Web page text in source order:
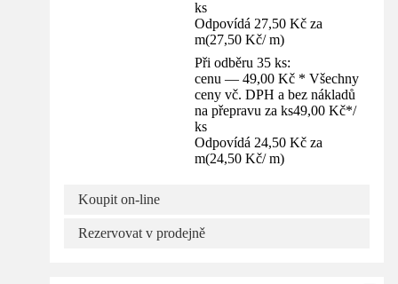
ks
Odpovídá 27,50 Kč za
m(27,50 Kč/ m)
Při odběru 35 ks:
cenu — 49,00 Kč * Všechny
ceny vč. DPH a bez nákladů
na přepravu za ks49,00 Kč*/
ks
Odpovídá 24,50 Kč za
m(24,50 Kč/ m)
Koupit on-line
Rezervovat v prodejně